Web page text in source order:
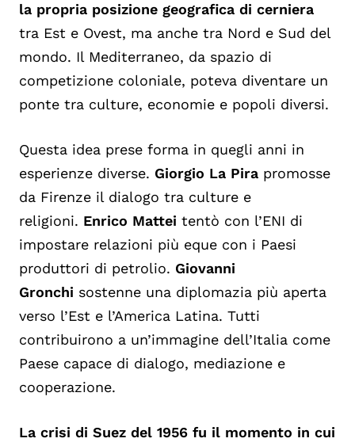
la propria posizione geografica di cerniera
tra Est e Ovest, ma anche tra Nord e Sud del
mondo. Il Mediterraneo, da spazio di
competizione coloniale, poteva diventare un
ponte tra culture, economie e popoli diversi.
Questa idea prese forma in quegli anni in
esperienze diverse. Giorgio La Pira promosse
da Firenze il dialogo tra culture e
religioni. Enrico Mattei tentò con l’ENI di
impostare relazioni più eque con i Paesi
produttori di petrolio. Giovanni
Gronchi sostenne una diplomazia più aperta
verso l’Est e l’America Latina. Tutti
contribuirono a un’immagine dell’Italia come
Paese capace di dialogo, mediazione e
cooperazione.
La crisi di Suez del 1956 fu il momento in cui